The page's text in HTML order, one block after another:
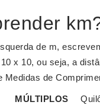
de m,
x 10, ou seja, a
Medidas de
MÚLTIPLOS